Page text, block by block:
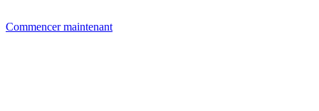
Commencer maintenant